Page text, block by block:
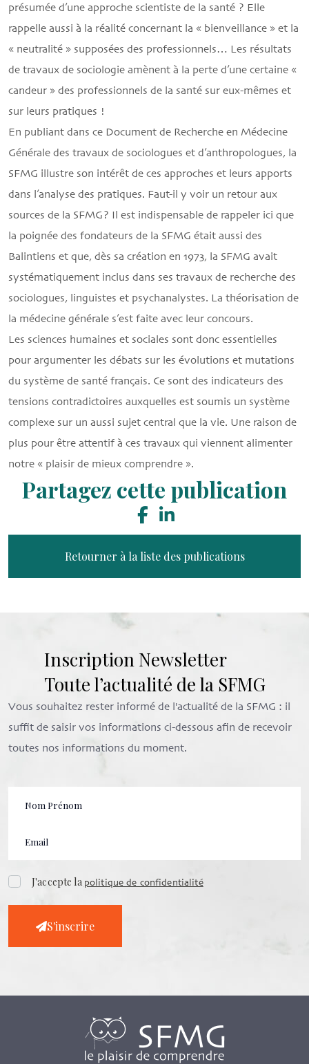
présumée d’une approche scientiste de la santé ? Elle
rappelle aussi à la réalité concernant la « bienveillance » et la
« neutralité » supposées des professionnels… Les résultats
de travaux de sociologie amènent à la perte d’une certaine «
candeur » des professionnels de la santé sur eux-mêmes et
sur leurs pratiques !
En publiant dans ce Document de Recherche en Médecine
Générale des travaux de sociologues et d’anthropologues, la
SFMG illustre son intérêt de ces approches et leurs apports
dans l’analyse des pratiques. Faut-il y voir un retour aux
sources de la SFMG? Il est indispensable de rappeler ici que
la poignée des fondateurs de la SFMG était aussi des
Balintiens et que, dès sa création en 1973, la SFMG avait
systématiquement inclus dans ses travaux de recherche des
sociologues, linguistes et psychanalystes. La théorisation de
la médecine générale s’est faite avec leur concours.
Les sciences humaines et sociales sont donc essentielles
pour argumenter les débats sur les évolutions et mutations
du système de santé français. Ce sont des indicateurs des
tensions contradictoires auxquelles est soumis un système
complexe sur un aussi sujet central que la vie. Une raison de
plus pour être attentif à ces travaux qui viennent alimenter
notre « plaisir de mieux comprendre ».
Partagez cette publication
Retourner à la liste des publications
Inscription Newsletter
Toute l’actualité de la SFMG
Vous souhaitez rester informé de l'actualité de la SFMG : il
suffit de saisir vos informations ci-dessous afin de recevoir
toutes nos informations du moment.
J'accepte lapolitique de confidentialité
S'inscrire